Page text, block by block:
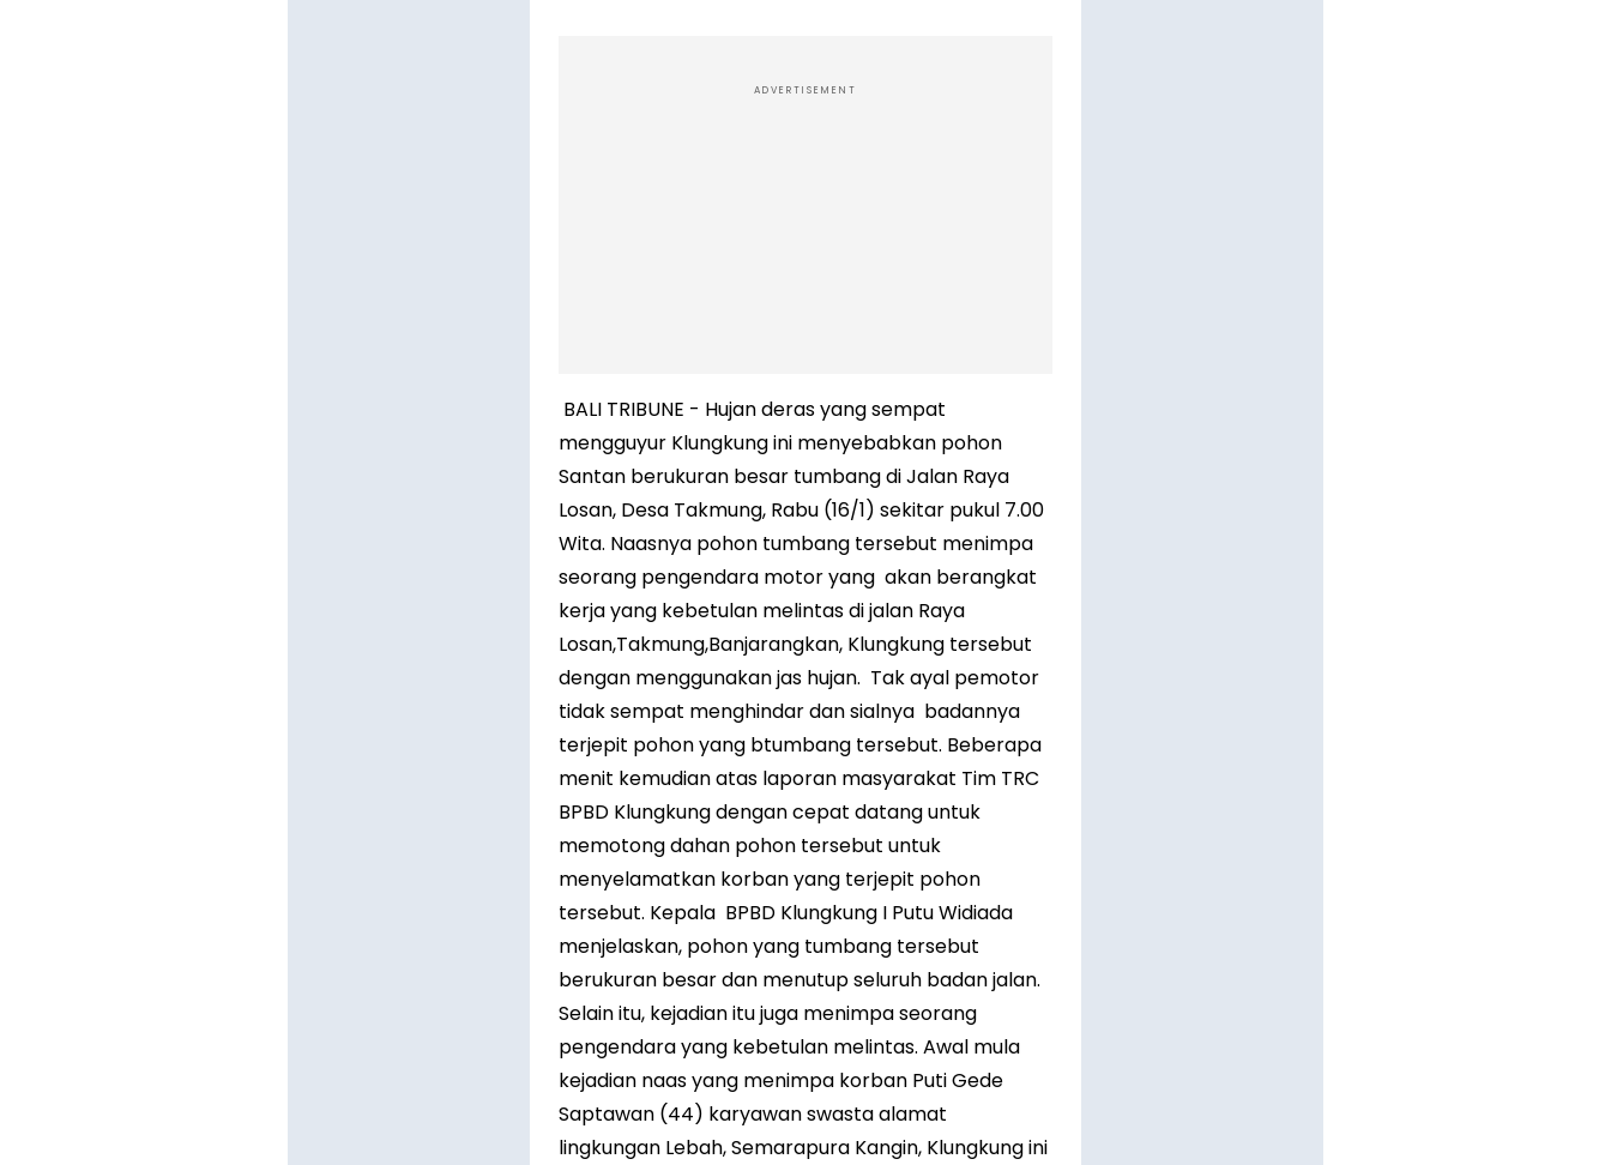
ADVERTISEMENT
BALI TRIBUNE - Hujan deras yang sempat
mengguyur Klungkung ini menyebabkan pohon
Santan berukuran besar tumbang di Jalan Raya
Losan, Desa Takmung, Rabu (16/1) sekitar pukul 7.00
Wita. Naasnya pohon tumbang tersebut menimpa
seorang pengendara motor yang akan berangkat
kerja yang kebetulan melintas di jalan Raya
Losan,Takmung,Banjarangkan, Klungkung tersebut
dengan menggunakan jas hujan. Tak ayal pemotor
tidak sempat menghindar dan sialnya badannya
terjepit pohon yang btumbang tersebut. Beberapa
menit kemudian atas laporan masyarakat Tim TRC
BPBD Klungkung dengan cepat datang untuk
memotong dahan pohon tersebut untuk
menyelamatkan korban yang terjepit pohon
tersebut. Kepala BPBD Klungkung I Putu Widiada
menjelaskan, pohon yang tumbang tersebut
berukuran besar dan menutup seluruh badan jalan.
Selain itu, kejadian itu juga menimpa seorang
pengendara yang kebetulan melintas. Awal mula
kejadian naas yang menimpa korban Puti Gede
Saptawan (44) karyawan swasta alamat
lingkungan Lebah, Semarapura Kangin, Klungkung ini